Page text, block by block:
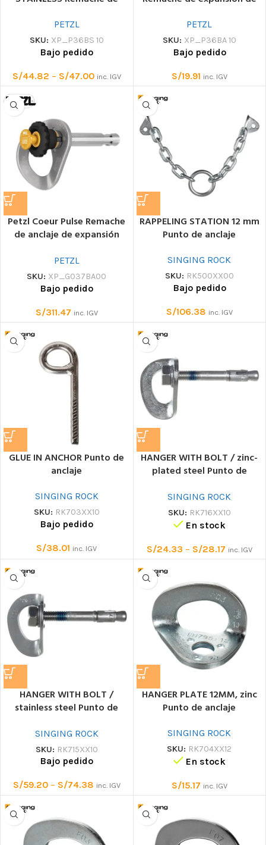
inoxidable con placa
PETZL
SKU: XP_P36BS 10
Bajo pedido
S/44.82 – S/47.00 inc. IGV
PETZL
SKU: XP_P36BA 10
Bajo pedido
S/19.91 inc. IGV
Petzl Coeur Pulse Remache
de anclaje de expansión
PETZL
SKU: XP_G037BA00
Bajo pedido
S/311.47 inc. IGV
RAPPELING STATION 12 mm
Punto de anclaje
SINGING ROCK
SKU: RK500XX00
Bajo pedido
S/106.38 inc. IGV
GLUE IN ANCHOR Punto de
anclaje
SINGING ROCK
SKU: RK703XX10
Bajo pedido
S/38.01 inc. IGV
HANGER WITH BOLT / zinc-
plated steel Punto de
SINGING ROCK
SKU: RK716XX10
En stock
S/24.33 – S/28.17 inc. IGV
HANGER WITH BOLT /
stainless steel Punto de
SINGING ROCK
SKU: RK715XX10
Bajo pedido
S/59.20 – S/74.38 inc. IGV
HANGER PLATE 12MM, zinc
Punto de anclaje
SINGING ROCK
SKU: RK704XX12
En stock
S/15.17 inc. IGV